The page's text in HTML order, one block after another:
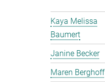
Kaya Melissa
Baumert
Janine Becker
Maren Berghoff